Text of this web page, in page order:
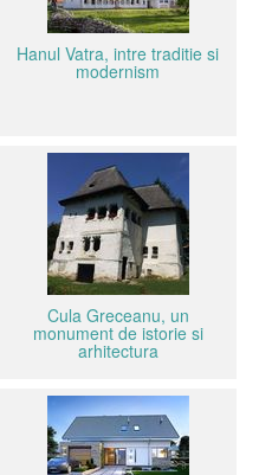
Hanul Vatra, intre traditie si
modernism
Cula Greceanu, un
monument de istorie si
arhitectura